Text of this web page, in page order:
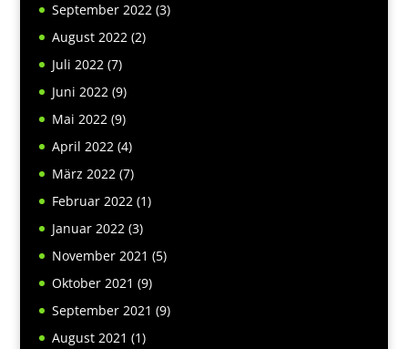
September 2022(3)
August 2022(2)
Juli 2022(7)
Juni 2022(9)
Mai 2022(9)
April 2022(4)
März 2022(7)
Februar 2022(1)
Januar 2022(3)
November 2021 (5)
Oktober 2021 (9)
September 2021 (9)
August 2021 (1)